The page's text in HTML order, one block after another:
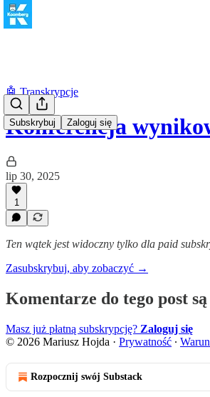
Subskrybuj Zaloguj się
🤖 Transkrypcje
Konferencja
lip 30, 2025
1
Ten wątek jest widoczny tylko dla paid
Zasubskrybuj, aby zobaczyć →
Komentarze do tego post
Masz już płatną subskrypcję? Zaloguj się
© 2026 Mariusz Hojda · Prywatność ∙
Rozpocznij swój Substack